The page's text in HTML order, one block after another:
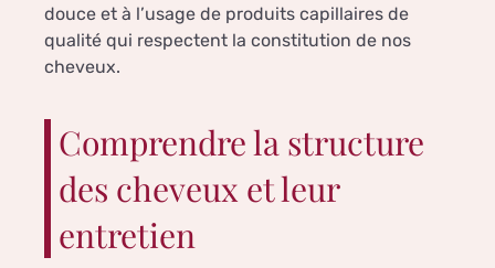
douce et à l’usage de produits capillaires de
qualité qui respectent la constitution de nos
cheveux.
Comprendre la structure
des cheveux et leur
entretien